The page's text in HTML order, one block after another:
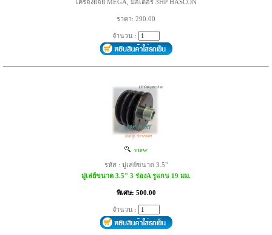
เครื่องย่อย MEGA, มอเตอร์ 3HP HASCON
ราคา: 290.00
จำนวน :
view
รหัส : มู่เล่ย์ขนาด 3.5"
มู่เล่ย์ขนาด 3.5" 3 ร่องA รูแกน 19 มม.
พิเศษ: 500.00
จำนวน :